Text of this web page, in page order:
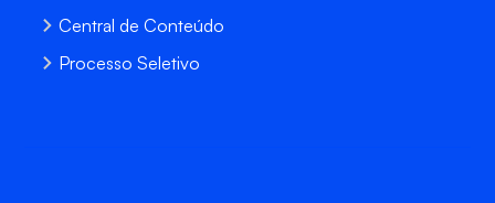
Central de Conteúdo
Processo Seletivo